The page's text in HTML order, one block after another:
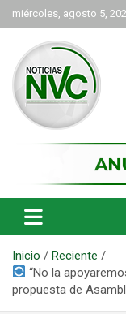
Saltar
al
contenido
miércoles, agosto 5,
NVC
Inicio
Reciente
“No la
propuesta de